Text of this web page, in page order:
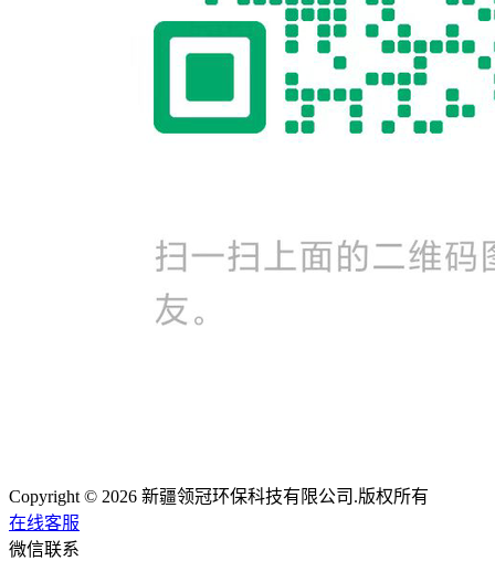
Copyright © 2026 新疆领冠环保科技有限公司.版权所有
在线客服
微信联系